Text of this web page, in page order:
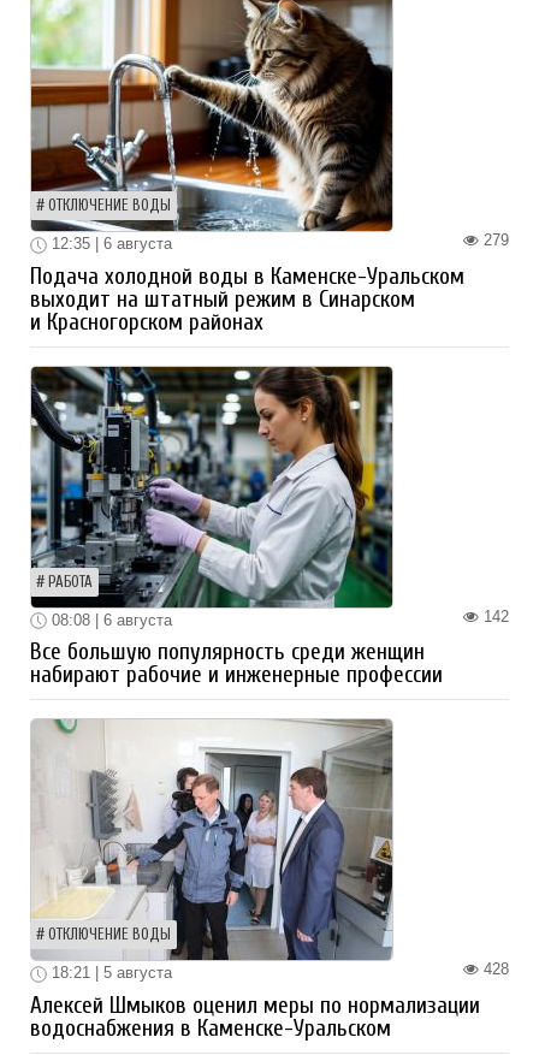
ОТКЛЮЧЕНИЕ ВОДЫ
279
12:35 | 6 августа
Подача холодной воды в Каменске-Уральском
выходит на штатный режим в Синарском
и Красногорском районах
РАБОТА
142
08:08 | 6 августа
Все большую популярность среди женщин
набирают рабочие и инженерные профессии
ОТКЛЮЧЕНИЕ ВОДЫ
428
18:21 | 5 августа
Алексей Шмыков оценил меры по нормализации
водоснабжения в Каменске-Уральском